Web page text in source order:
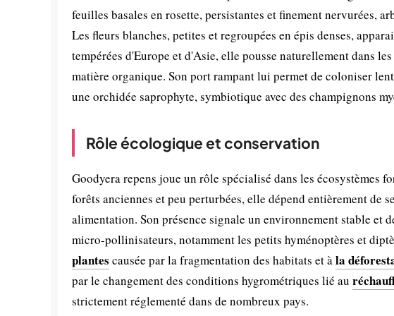
feuilles basales en rosette, persistantes et finement nervurées,
Les fleurs blanches, petites et regroupées en épis denses,
tempérées d'Europe et d'Asie, elle pousse naturellement dans
matière organique. Son port rampant lui permet de coloniser
une orchidée saprophyte, symbiotique avec des champignons
Rôle écologique et conservation
Goodyera repens joue un rôle spécialisé dans les écosystèmes
forêts anciennes et peu perturbées, elle dépend entièrement de
alimentation. Son présence signale un environnement stable et
micro-pollinisateurs, notamment les petits hyménoptères et
plantes causée par la fragmentation des habitats et àla
par le changement des conditions hygrométriques lié au
strictement réglementé dans de nombreux pays.